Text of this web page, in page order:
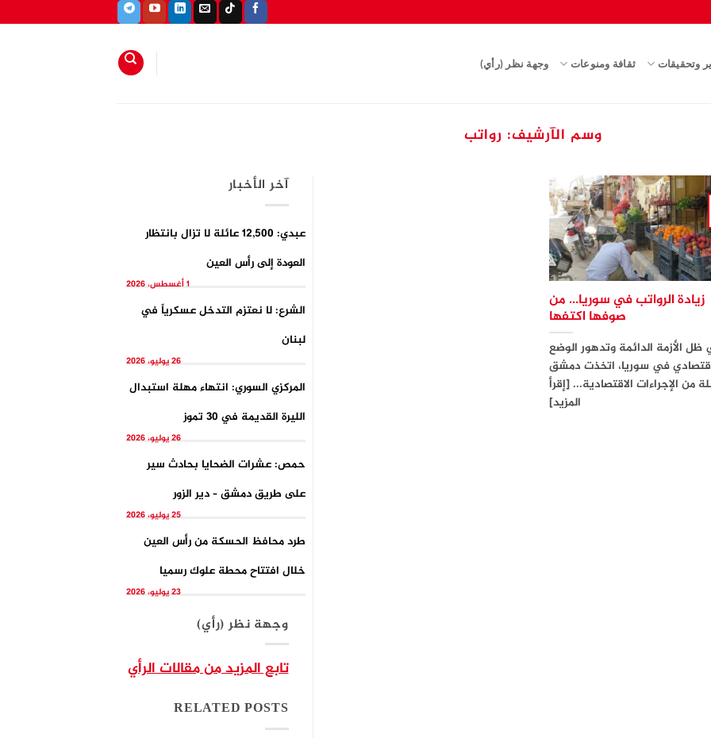
وتحقيقات ثقافة ومنوعات وجهة نظر (رأي)
وسم الآرشيف: رواتب
زيادة الرواتب في سوريا… من
صوفها اكتفها
الأزمة الدائمة وتدهور الوضع
في سوريا، اتخذت دمشق
من الإجراءات الاقتصادية... [إقرأ
المزيد]
آخر الأخبار
عبدي: 12,500 عائلة لا تزال بانتظار
العودة إلى رأس العين
1 أغسطس، 2026
الشرع: لا نعتزم التدخل عسكرياً في
لبنان
26 يوليو، 2026
المركزي السوري: انتهاء مهلة استبدال
الليرة القديمة في 30 تموز
26 يوليو، 2026
حمص: عشرات الضحايا بحادث سير
على طريق دمشق – دير الزور
25 يوليو، 2026
طرد محافظ الحسكة من رأس العين
خلال افتتاح محطة علوك رسميا
23 يوليو، 2026
وجهة نظر (رأي)
تابع المزيد من مقالات الرأي
RELATED POSTS